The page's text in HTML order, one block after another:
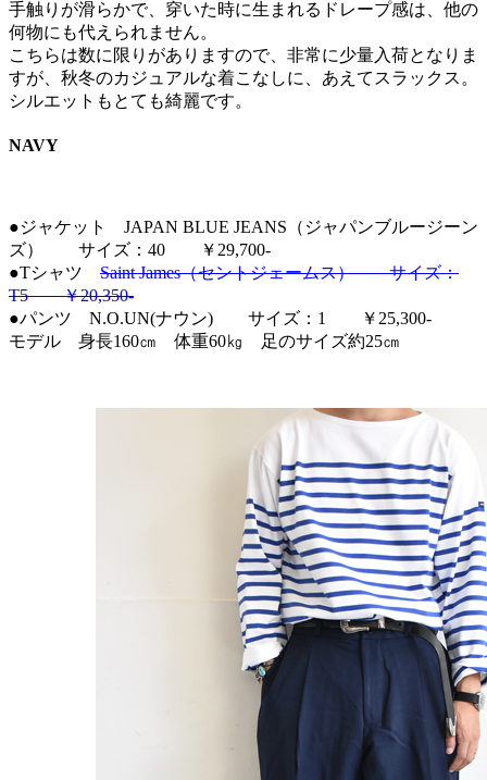
手触りが滑らかで、穿いた時に生まれるドレープ感は、他の
何物にも代えられません。
こちらは数に限りがありますので、非常に少量入荷となりま
すが、秋冬のカジュアルな着こなしに、あえてスラックス。
シルエットもとても綺麗です。
NAVY
●ジャケット JAPAN BLUE JEANS（ジャパンブルージーン
ズ） サイズ：40 ￥29,700-
●Tシャツ Saint James（セントジェームス） サイズ：
T5 ￥20,350-
●パンツ N.O.UN(ナウン) サイズ：1 ￥25,300-
モデル 身長160㎝ 体重60㎏ 足のサイズ約25㎝